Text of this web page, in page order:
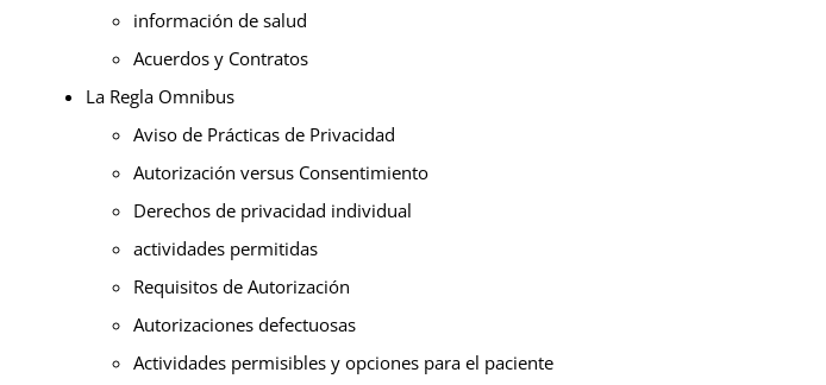
información de salud
Acuerdos y Contratos
La Regla Omnibus
Aviso de Prácticas de Privacidad
Autorización versus Consentimiento
Derechos de privacidad individual
actividades permitidas
Requisitos de Autorización
Autorizaciones defectuosas
Actividades permisibles y opciones para el paciente